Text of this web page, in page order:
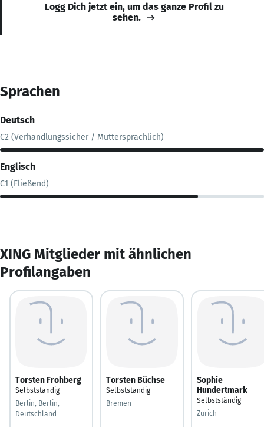
Logg Dich jetzt ein, um das ganze Profil zu
sehen.
Sprachen
Deutsch
C2 (Verhandlungssicher / Muttersprachlich)
Englisch
C1 (Fließend)
XING Mitglieder mit ähnlichen
Profilangaben
Torsten Frohberg
Selbstständig
Berlin, Berlin,
Deutschland
Torsten Büchse
Selbstständig
Bremen
Sophie
Hundertmark
Selbstständig
Zurich